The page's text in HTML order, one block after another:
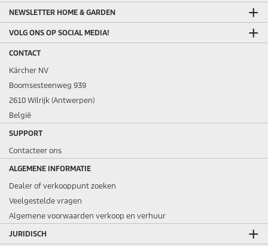
NEWSLETTER HOME & GARDEN
VOLG ONS OP SOCIAL MEDIA!
CONTACT
Kärcher NV
Boomsesteenweg 939
2610 Wilrijk (Antwerpen)
België
SUPPORT
Contacteer ons
ALGEMENE INFORMATIE
Dealer of verkooppunt zoeken
Veelgestelde vragen
Algemene voorwaarden verkoop en verhuur
JURIDISCH